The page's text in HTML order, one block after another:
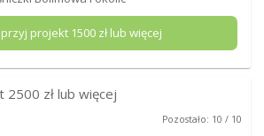
projekt 1500 zł lub więcej
2500 zł lub więcej
Pozostało: 10 / 10